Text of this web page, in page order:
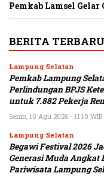
Pemkab Lamsel
BERITA TERBARU
Lampung Selatan
Pemkab Lampung
Perlindungan BPJS
untuk 7.882 Pekerja
Senin, 10 Agu 2026 - 11:10 WIB
Lampung Selatan
Begawi Festival 2026
Generasi Muda Angkat
Pariwisata Lampung